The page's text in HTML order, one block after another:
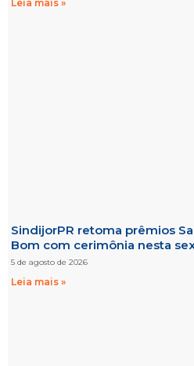
Leia mais »
SindijorPR retoma prêmios
Bom com cerimônia nesta
5 de agosto de 2026
Leia mais »